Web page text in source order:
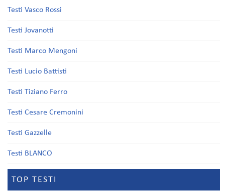
Testi Vasco Rossi
Testi Jovanotti
Testi Marco Mengoni
Testi Lucio Battisti
Testi Tiziano Ferro
Testi Cesare Cremonini
Testi Gazzelle
Testi BLANCO
TOP TESTI